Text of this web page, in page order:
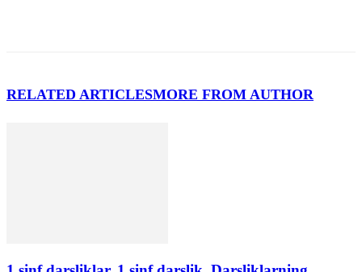
RELATED ARTICLESMORE FROM AUTHOR